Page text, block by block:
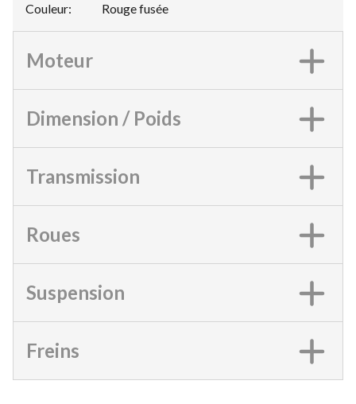
Couleur: Rouge fusée
Moteur
Dimension / Poids
Transmission
Roues
Suspension
Freins